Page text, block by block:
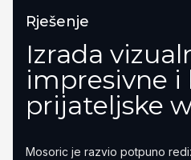
Rješenje
Izrada
impresivne i
prijateljske
Mosoric je razvio potpuno